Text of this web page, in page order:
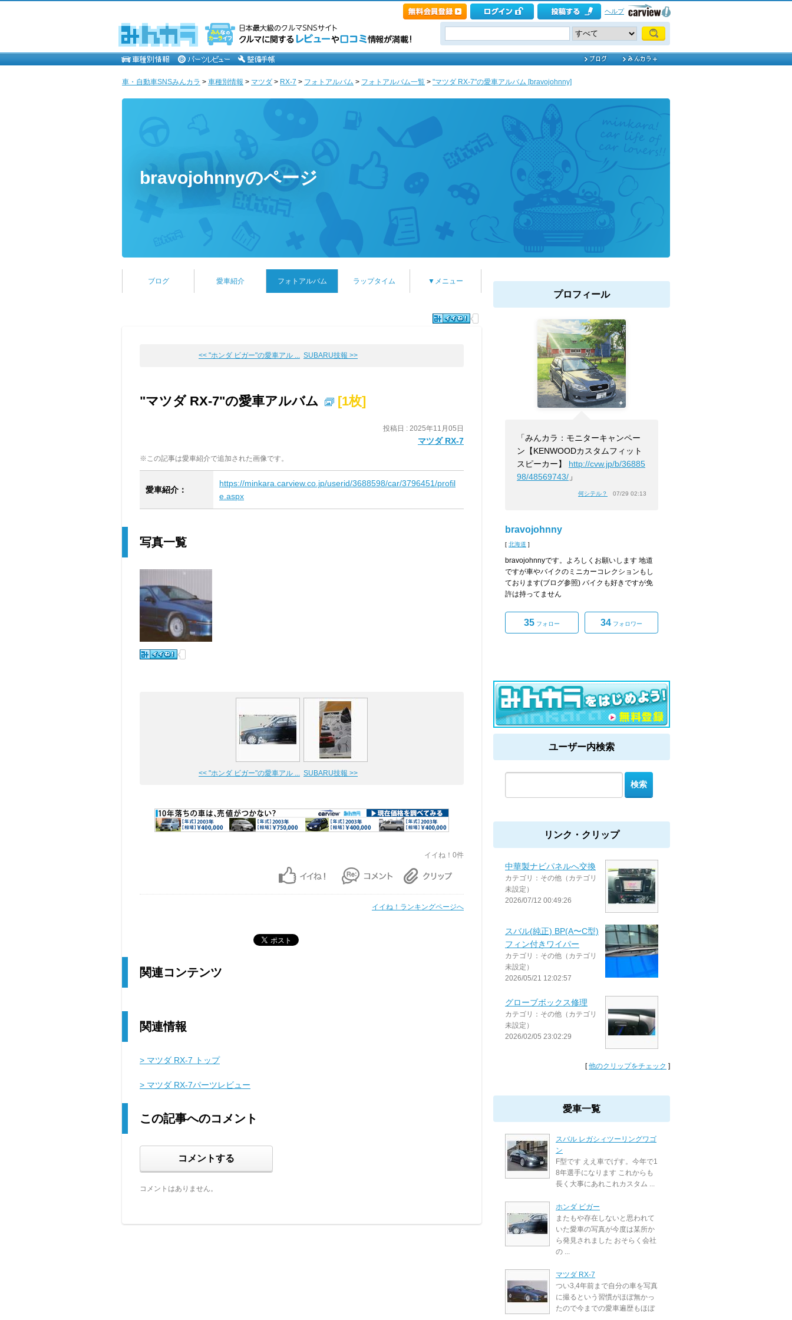
ヘルプ
車・自動車SNSみんカラ > 車種別情報 > マツダ > RX-7 > フォトアルバム > フォトアルバム一覧 > "マツダ RX-7"の愛車アルバム [bravojohnny]
bravojohnnyのページ
ブログ 愛車紹介 フォトアルバム ラップタイム ▼メニュー
<< "ホンダ ビガー"の愛車アル ... SUBARU技報 >>
"マツダ RX-7"の愛車アルバム [1枚]
投稿日 : 2025年11月05日
マツダ RX-7
※この記事は愛車紹介で追加された画像です。
愛車紹介：
https://minkara.carview.co.jp/userid/3688598/car/3796451/profil
e.aspx
写真一覧
<< "ホンダ ビガー"の愛車アル ... SUBARU技報 >>
イイね！0件
イイね！ランキングページへ
関連コンテンツ
関連情報
> マツダ RX-7 トップ
> マツダ RX-7パーツレビュー
この記事へのコメント
コメントする
コメントはありません。
プロフィール
「みんカラ：モニターキャンペー
ン【KENWOODカスタムフィット
スピーカー】 http://cvw.jp/b/36885
98/48569743/ 」
何シテル？ 07/29 02:13
bravojohnny
[ 北海道 ]
bravojohnnyです。よろしくお願いします 地道
ですが車やバイクのミニカーコレクションもし
ております(ブログ参照) バイクも好きですが免
許は持ってません
35 フォロー 34 フォロワー
ユーザー内検索
リンク・クリップ
中華製ナビパネルへ交換
カテゴリ：その他（カテゴリ
未設定）
2026/07/12 00:49:26
スバル(純正) BP(A〜C型)
フィン付きワイパー
カテゴリ：その他（カテゴリ
未設定）
2026/05/21 12:02:57
グローブボックス修理
カテゴリ：その他（カテゴリ
未設定）
2026/02/05 23:02:29
[他のクリップをチェック ]
愛車一覧
スバル レガシィツーリングワゴ
ン
F型です ええ車でげす。今年で1
8年選手になります これからも
長く大事にあれこれカスタム ...
ホンダ ビガー
またもや存在しないと思われて
いた愛車の写真が今度は某所か
ら発見されました おそらく会社
の ...
マツダ RX-7
つい3,4年前まで自分の車を写真
に撮るという習慣がほぼ無かっ
たので今までの愛車遍歴もほぼ